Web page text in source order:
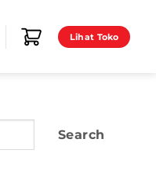
Lihat Toko
Search